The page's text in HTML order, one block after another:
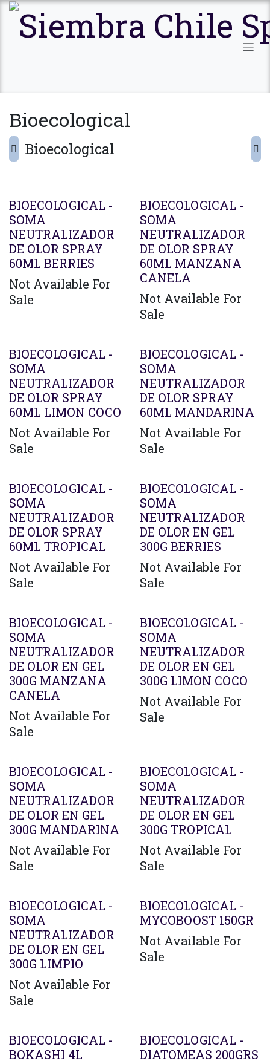
Ir al contenido
Bioecological
Bioecological
BIOECOLOGICAL -
SOMA
NEUTRALIZADOR
DE OLOR SPRAY
60ML BERRIES
Not Available For
Sale
BIOECOLOGICAL -
SOMA
NEUTRALIZADOR
DE OLOR SPRAY
60ML MANZANA
CANELA
Not Available For
Sale
BIOECOLOGICAL -
SOMA
NEUTRALIZADOR
DE OLOR SPRAY
60ML LIMON COCO
Not Available For
Sale
BIOECOLOGICAL -
SOMA
NEUTRALIZADOR
DE OLOR SPRAY
60ML MANDARINA
Not Available For
Sale
BIOECOLOGICAL -
SOMA
NEUTRALIZADOR
DE OLOR SPRAY
60ML TROPICAL
Not Available For
Sale
Agotado
BIOECOLOGICAL -
SOMA
NEUTRALIZADOR
DE OLOR EN GEL
300G BERRIES
Not Available For
Sale
Agotado
BIOECOLOGICAL -
SOMA
NEUTRALIZADOR
DE OLOR EN GEL
300G MANZANA
CANELA
Not Available For
Sale
Agotado
BIOECOLOGICAL -
SOMA
NEUTRALIZADOR
DE OLOR EN GEL
300G LIMON COCO
Not Available For
Sale
BIOECOLOGICAL -
SOMA
NEUTRALIZADOR
DE OLOR EN GEL
300G MANDARINA
Not Available For
Sale
BIOECOLOGICAL -
SOMA
NEUTRALIZADOR
DE OLOR EN GEL
300G TROPICAL
Not Available For
Sale
Agotado
BIOECOLOGICAL -
SOMA
NEUTRALIZADOR
DE OLOR EN GEL
300G LIMPIO
Not Available For
Sale
BIOECOLOGICAL -
MYCOBOOST 150GR
Not Available For
Sale
BIOECOLOGICAL -
BOKASHI 4L
Agotado
BIOECOLOGICAL -
DIATOMEAS 200GRS